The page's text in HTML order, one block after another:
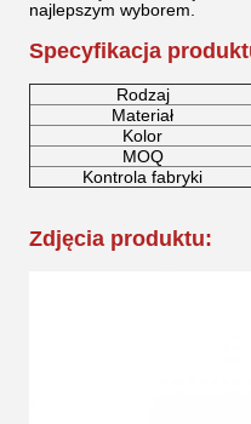
najlepszym wyborem.
Specyfikacja
Rodzaj
Materiał
Kolor
MOQ
Kontrola fabryki
Zdjęcia produktu: